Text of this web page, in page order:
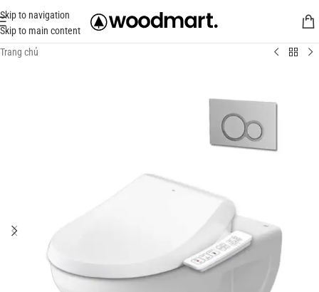
Skip to navigation
Skip to main content
Trang chủ